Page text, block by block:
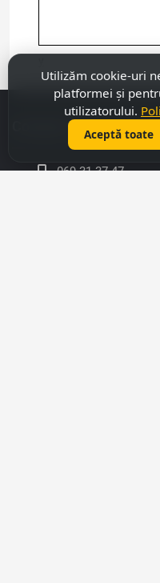
Utilizăm cookie-uri
platformei și
utilizatorului.
Aceptă toate
Contacte
069 31 37 47